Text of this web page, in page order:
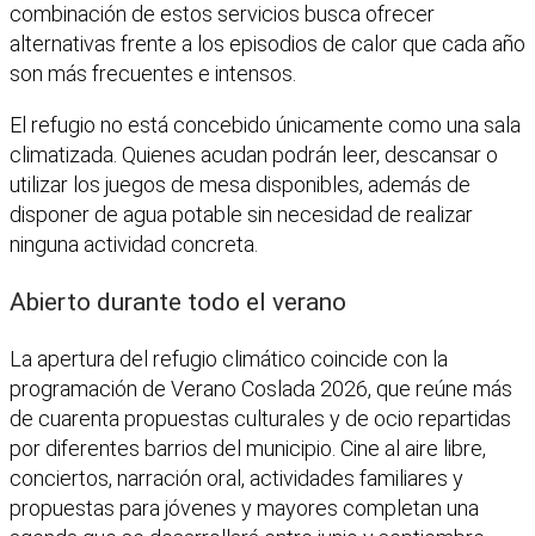
combinación de estos servicios busca ofrecer
alternativas frente a los episodios de calor que cada año
son más frecuentes e intensos.
El refugio no está concebido únicamente como una sala
climatizada. Quienes acudan podrán leer, descansar o
utilizar los juegos de mesa disponibles, además de
disponer de agua potable sin necesidad de realizar
ninguna actividad concreta.
Abierto durante todo el verano
La apertura del refugio climático coincide con la
programación de Verano Coslada 2026, que reúne más
de cuarenta propuestas culturales y de ocio repartidas
por diferentes barrios del municipio. Cine al aire libre,
conciertos, narración oral, actividades familiares y
propuestas para jóvenes y mayores completan una